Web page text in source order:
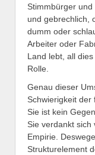
Stimmbürger
und gebrechlich,
dumm oder
Arbeiter oder
Land lebt, all
Rolle.
Genau dieser
Schwierigkeit der
Sie ist kein
Sie verdankt sich
Empirie.
Strukturelement